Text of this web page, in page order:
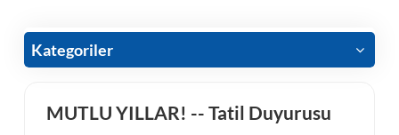
Kategoriler
MUTLU YILLAR! -- Tatil Duyurusu